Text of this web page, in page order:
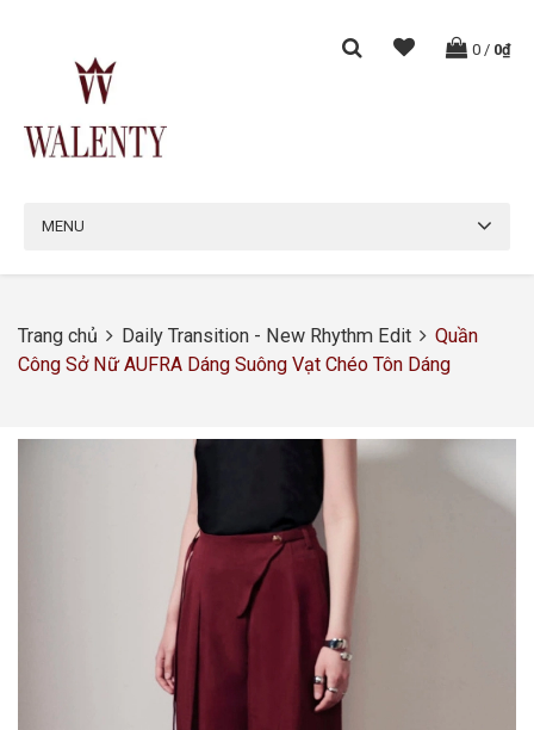
0 / 0₫
MENU
Trang chủ Daily Transition - New Rhythm Edit
Quần
Công Sở Nữ AUFRA Dáng Suông Vạt Chéo Tôn Dáng